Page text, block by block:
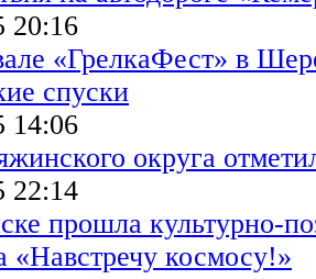
20:16
«ГрелкаФест» в
спуски
14:06
округа
22:14
прошла культурно-
«Навстречу космосу!»